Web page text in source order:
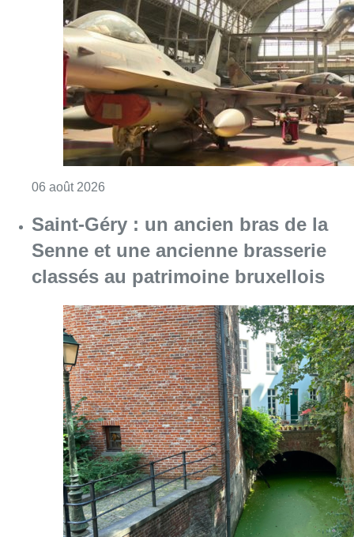
06 août 2026
Saint-Géry : un ancien bras de la
Senne et une ancienne brasserie
classés au patrimoine bruxellois